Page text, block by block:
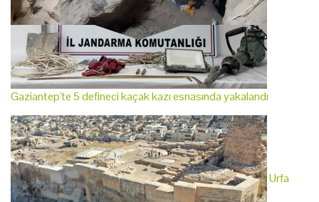
Gaziantep'te 5 defineci kaçak kazı esnasında yakalandı
Urfa